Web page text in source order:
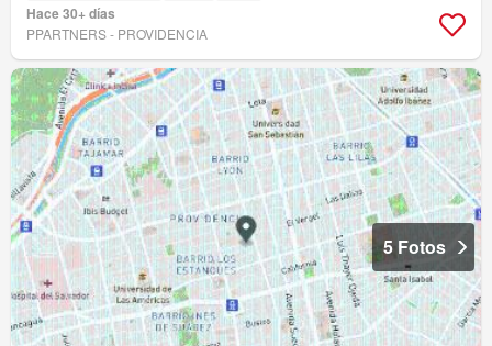
Hace 30+ días
PPARTNERS - PROVIDENCIA
5 Fotos